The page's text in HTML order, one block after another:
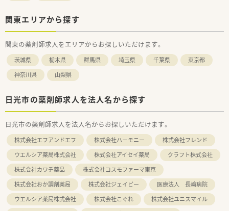
関東エリアから探す
関東の薬剤師求人をエリアからお探しいただけます。
茨城県 栃木県 群馬県 埼玉県 千葉県
東京都
神奈川県
山梨県
日光市の薬剤師求人を法人名から探す
日光市の薬剤師求人を法人名からお探しいただけます。
株式会社エフアンドエフ 株式会社ハーモニー
株式会社フレンド
ウエルシア薬局株式会社
株式会社アイセイ薬局
クラフト株式会社
株式会社カワチ薬品
株式会社コスモファーマ東京
株式会社おか調剤薬局
株式会社ジェイピー
医療法人 長﨑病院
ウエルシア薬局株式会社
株式会社こぐれ
株式会社ユニスマイル